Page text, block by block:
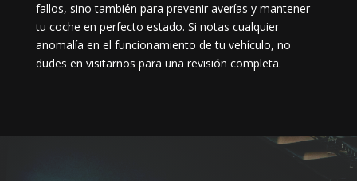
fallos, sino también para prevenir averías y mantener
tu coche en perfecto estado. Si notas cualquier
anomalía en el funcionamiento de tu vehículo, no
dudes en visitarnos para una revisión completa.